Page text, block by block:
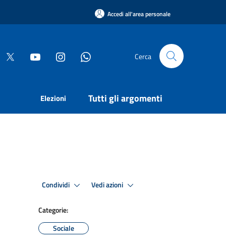
Accedi all'area personale
Cerca
Elezioni Tutti gli argomenti
Condividi Vedi azioni
Categorie:
Sociale